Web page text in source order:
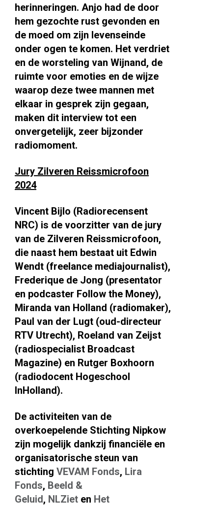
herinneringen. Anjo had de door
hem gezochte rust gevonden en
de moed om zijn levenseinde
onder ogen te komen. Het verdriet
en de worsteling van Wijnand, de
ruimte voor emoties en de wijze
waarop deze twee mannen met
elkaar in gesprek zijn gegaan,
maken dit interview tot een
onvergetelijk, zeer bijzonder
radiomoment.
Jury Zilveren Reissmicrofoon
2024
Vincent Bijlo (Radiorecensent
NRC) is de voorzitter van de jury
van de Zilveren Reissmicrofoon,
die naast hem bestaat uit Edwin
Wendt (freelance mediajournalist),
Frederique de Jong (presentator
en podcaster Follow the Money),
Miranda van Holland (radiomaker),
Paul van der Lugt (oud-directeur
RTV Utrecht), Roeland van Zeijst
(radiospecialist Broadcast
Magazine) en Rutger Boxhoorn
(radiodocent Hogeschool
InHolland).
De activiteiten van de
overkoepelende Stichting Nipkow
zijn mogelijk dankzij financiële en
organisatorische steun van
stichting VEVAM Fonds, Lira
Fonds, Beeld &
Geluid, NLZiet en Het